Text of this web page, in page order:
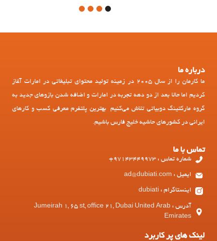
1
درباره ما
ما کارمان را از سال 2005 در زمینه تولید محتوای تبلیغاتی در امارات آغاز
کردیم اما حالا بعد از دو دهه تجربه در امارات و اضافه شدن بازوهای جدید به
گروه مارکتینگ دوبیاتی تلاش می‌کنیم بهترین پلتفرم معرفی کسب و کارهای
ایرانی در کشورهای حاشیه خلیج فارس باشیم.
تماس با ما
شماره تماس : 97143449973+
ایمیل : ad@dubiati.com
اینستاگرام : dubiati
آدرس : Jumeirah 1, 65 st, office 21, Dubai United Arab
Emirates
لینک های پر کاربرد